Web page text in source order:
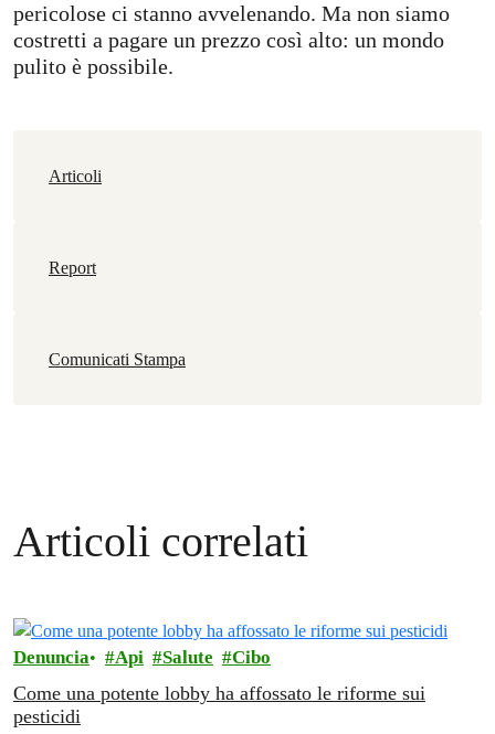
pericolose ci stanno avvelenando. Ma non siamo
costretti a pagare un prezzo così alto: un mondo
pulito è possibile.
Articoli
Report
Comunicati Stampa
Articoli correlati
Denuncia Api Salute Cibo
Come una potente lobby ha affossato le riforme sui
pesticidi